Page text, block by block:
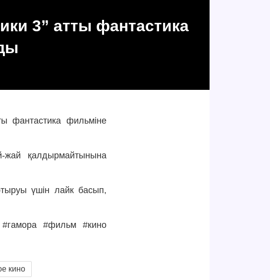
3” атты фантастика
фантастика фильміне
жай қалдырмайтынына
үшін лайк басып,
#гамора #фильм #кино
кино